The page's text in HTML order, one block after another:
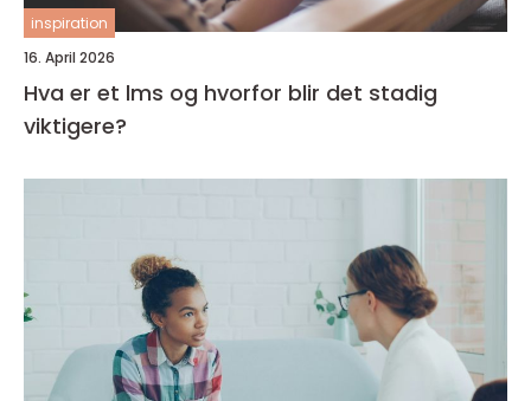
inspiration
16. April 2026
Hva er et lms og hvorfor blir det stadig
viktigere?